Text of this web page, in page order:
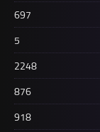
697
5
2248
876
918